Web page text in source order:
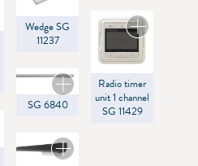
Wedge SG
11237
Radio timer
unit 1 channel
SG 11429
SG 6840